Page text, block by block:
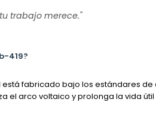
trabajo merece."
419?
está fabricado bajo los estándares
el arco voltaico y prolonga la vida